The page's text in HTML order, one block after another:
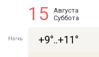
15
Августа
Суббота
Ночь +9°..+11°